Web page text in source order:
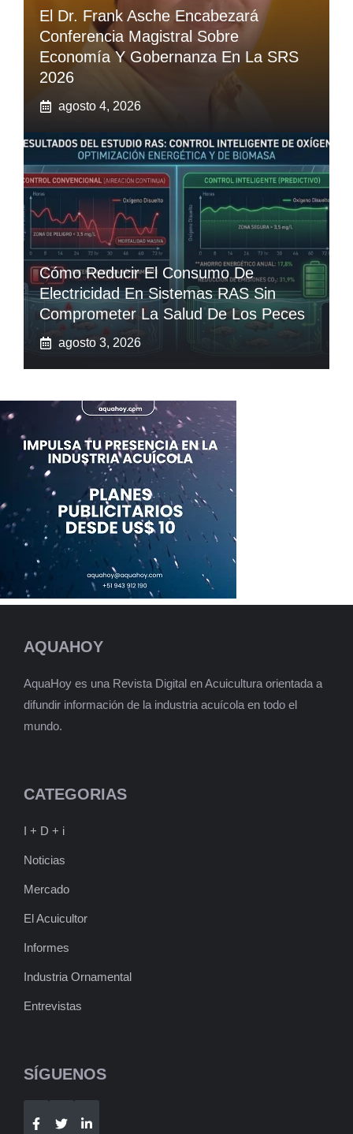
El Dr. Frank Asche Encabezará
Conferencia Magistral Sobre
Economía Y Gobernanza En La SRS
2026
agosto 4, 2026
Cómo Reducir El Consumo De
Electricidad En Sistemas RAS Sin
Comprometer La Salud De Los Peces
agosto 3, 2026
AQUAHOY
AquaHoy es una Revista Digital en Acuicultura orientada a
difundir información de la industria acuícola en todo el
mundo.
CATEGORIAS
I + D + i
Noticias
Mercado
El Acuicultor
Informes
Industria Ornamental
Entrevistas
SÍGUENOS